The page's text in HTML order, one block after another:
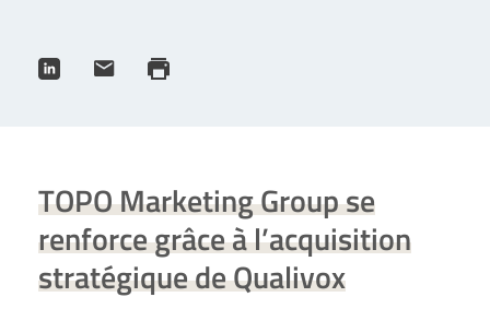
TOPO Marketing Group se
renforce grâce à l’acquisition
stratégique de Qualivox